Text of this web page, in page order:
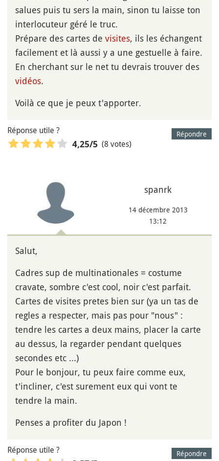
salues puis tu sers la main, sinon tu laisse ton
interlocuteur géré le truc.
Prépare des cartes de visites, ils les échangent
facilement et là aussi y a une gestuelle à faire.
En cherchant sur le net tu devrais trouver des
vidéos.
Voilà ce que je peux t'apporter.
Répondre
Réponse utile ?
4,25/5 (8 votes)
spanrk
14 décembre 2013
13:12
Salut,
Cadres sup de multinationales = costume
cravate, sombre c'est cool, noir c'est parfait.
Cartes de visites pretes bien sur (ya un tas de
regles a respecter, mais pas pour "nous" :
tendre les cartes a deux mains, placer la carte
au dessus, la regarder pendant quelques
secondes etc ...)
Pour le bonjour, tu peux faire comme eux,
t'incliner, c'est surement eux qui vont te
tendre la main.
Penses a profiter du Japon !
Répondre
Réponse utile ?